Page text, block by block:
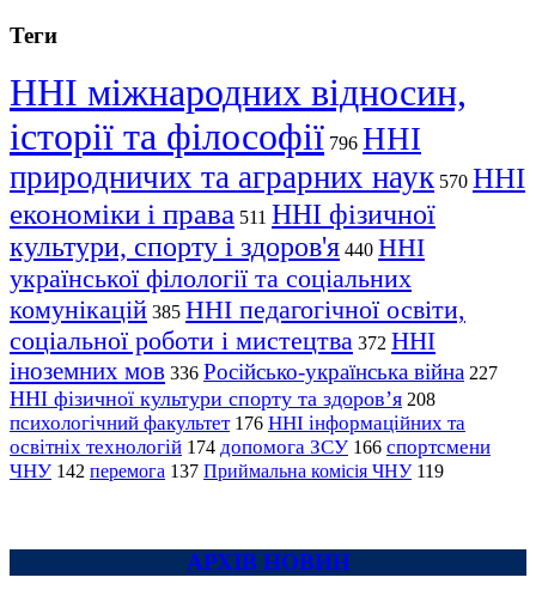
Теги
ННІ міжнародних відносин,
історії та філософії 796 ННІ
природничих та аграрних наук 570 ННІ
економіки і права 511 ННІ фізичної
культури, спорту і здоров'я 440 ННІ
української філології та соціальних
комунікацій 385 ННІ педагогічної освіти,
соціальної роботи і мистецтва 372 ННІ
іноземних мов 336 Російсько-українська війна 227
ННІ фізичної культури спорту та здоров’я 208
психологічний факультет 176 ННІ інформаційних та
освітніх технологій 174 допомога ЗСУ 166 спортсмени
ЧНУ 142 перемога 137 Приймальна комісія ЧНУ 119
АРХІВ НОВИН